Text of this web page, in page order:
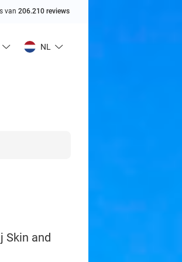
van 206.210 reviews
NL
Skin and